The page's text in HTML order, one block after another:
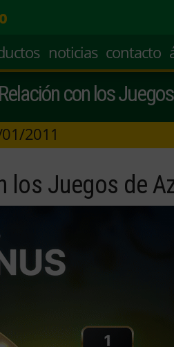
noticias contacto
con los
2011
los Juegos de